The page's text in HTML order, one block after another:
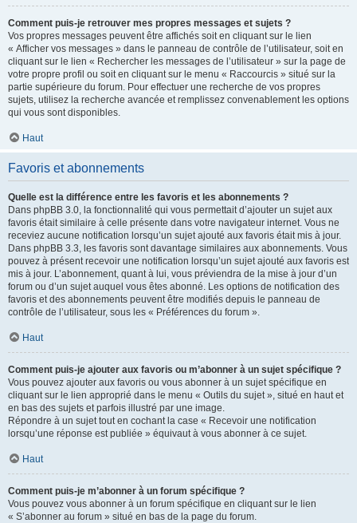
Comment puis-je retrouver mes propres messages et sujets ?
Vos propres messages peuvent être affichés soit en cliquant sur le lien
« Afficher vos messages » dans le panneau de contrôle de l’utilisateur, soit en
cliquant sur le lien « Rechercher les messages de l’utilisateur » sur la page de
votre propre profil ou soit en cliquant sur le menu « Raccourcis » situé sur la
partie supérieure du forum. Pour effectuer une recherche de vos propres
sujets, utilisez la recherche avancée et remplissez convenablement les options
qui vous sont disponibles.
Haut
Favoris et abonnements
Quelle est la différence entre les favoris et les abonnements ?
Dans phpBB 3.0, la fonctionnalité qui vous permettait d’ajouter un sujet aux
favoris était similaire à celle présente dans votre navigateur internet. Vous ne
receviez aucune notification lorsqu’un sujet ajouté aux favoris était mis à jour.
Dans phpBB 3.3, les favoris sont davantage similaires aux abonnements. Vous
pouvez à présent recevoir une notification lorsqu’un sujet ajouté aux favoris est
mis à jour. L’abonnement, quant à lui, vous préviendra de la mise à jour d’un
forum ou d’un sujet auquel vous êtes abonné. Les options de notification des
favoris et des abonnements peuvent être modifiés depuis le panneau de
contrôle de l’utilisateur, sous les « Préférences du forum ».
Haut
Comment puis-je ajouter aux favoris ou m’abonner à un sujet spécifique ?
Vous pouvez ajouter aux favoris ou vous abonner à un sujet spécifique en
cliquant sur le lien approprié dans le menu « Outils du sujet », situé en haut et
en bas des sujets et parfois illustré par une image.
Répondre à un sujet tout en cochant la case « Recevoir une notification
lorsqu’une réponse est publiée » équivaut à vous abonner à ce sujet.
Haut
Comment puis-je m’abonner à un forum spécifique ?
Vous pouvez vous abonner à un forum spécifique en cliquant sur le lien
« S’abonner au forum » situé en bas de la page du forum.